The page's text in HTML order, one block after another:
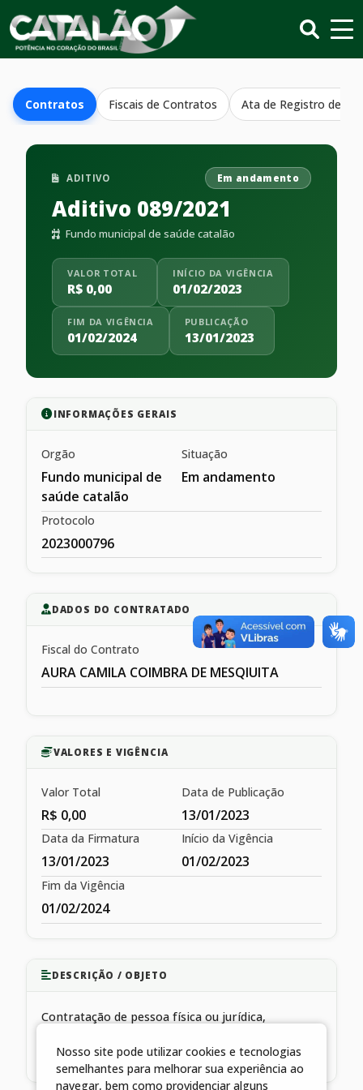
Contratos Fiscais de Contratos Ata de Registro de
ADITIVO Em andamento
Aditivo 089/2021
Fundo municipal de saúde catalão
VALOR TOTAL
R$ 0,00
INÍCIO DA VIGÊNCIA
01/02/2023
FIM DA VIGÊNCIA
01/02/2024
PUBLICAÇÃO
13/01/2023
INFORMAÇÕES GERAIS
Orgão
Fundo municipal de
saúde catalão
Situação
Em andamento
Protocolo
2023000796
DADOS DO CONTRATADO
Fiscal do Contrato
AURA CAMILA COIMBRA DE MESQIUITA
VALORES E VIGÊNCIA
Valor Total
R$ 0,00
Data de Publicação
13/01/2023
Data da Firmatura
13/01/2023
Início da Vigência
01/02/2023
Fim da Vigência
01/02/2024
DESCRIÇÃO / OBJETO
Contratação de pessoa física ou jurídica,
complementares de assistência à saúde
Nosso site pode utilizar cookies e tecnologias
semelhantes para melhorar sua experiência ao
navegar, bem como providenciar alguns